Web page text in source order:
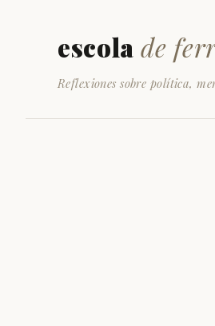
escola de
Reflexiones sobre política,